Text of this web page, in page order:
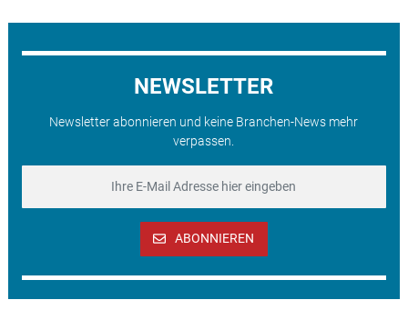
NEWSLETTER
Newsletter abonnieren und keine Branchen-News mehr
verpassen.
ABONNIEREN